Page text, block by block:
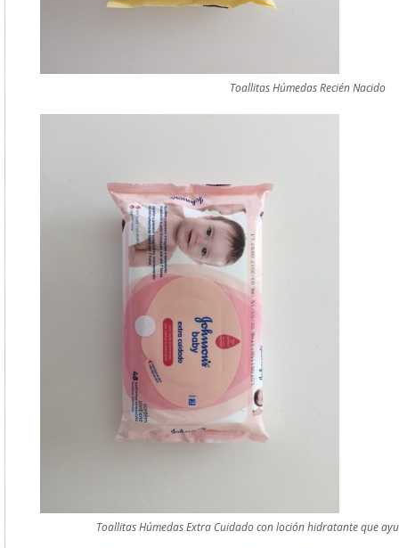
Toallitas Húmedas Recién Nacido
Toallitas Húmedas Extra Cuidado con loción hidratante que